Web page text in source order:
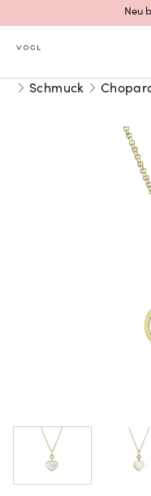
Neu
Mehr erfahren:
Rolex
Neu bei
Neu
Rolex
Schmuck